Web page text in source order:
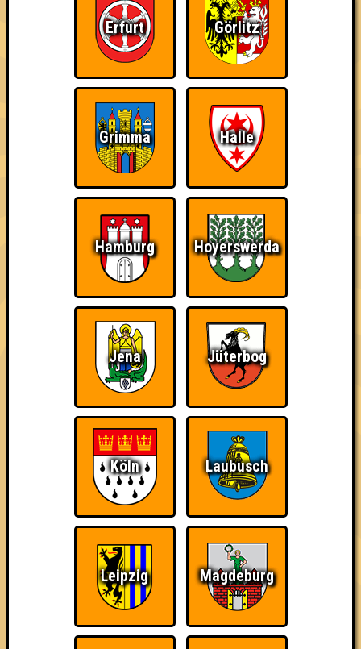
1. The Walking Mad
15
14 41
2. That's my Jacket
15 13 40
3. Die perforierten Pufflolsterfolien
15 12 39
3. Die e^(i*pi)+1en
15 12 39
3. YellowPillsonPurpleHills
16 12 39
3. Rinnzekete
14 12 39
4. Seitensprung
5. Die dreiköpfigen Affen
15 9 12 36
14 9 11 34
Erfurt Görlitz
Grimma Halle
Hamburg Hoyerswerda
Jena Jüterbog
Köln Laubusch
Leipzig Magdeburg